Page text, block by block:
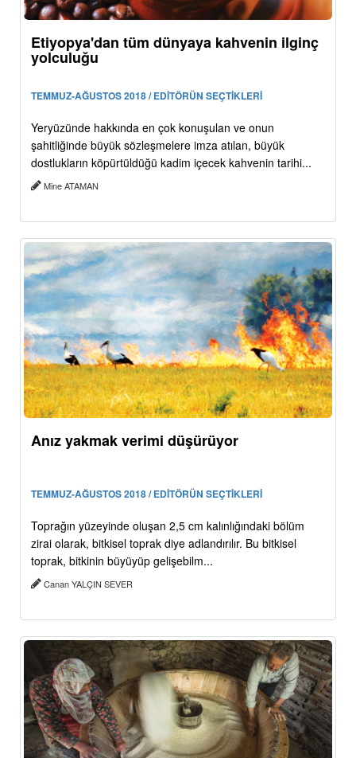
Etiyopya'dan tüm dünyaya kahvenin ilginç
yolculuğu
TEMMUZ-AĞUSTOS 2018 / EDİTÖRÜN SEÇTİKLERİ
Yeryüzünde hakkında en çok konuşulan ve onun
şahitliğinde büyük sözleşmelere imza atılan, büyük
dostlukların köpürtüldüğü kadim içecek kahvenin tarihi...
Mine ATAMAN
Anız yakmak verimi düşürüyor
TEMMUZ-AĞUSTOS 2018 / EDİTÖRÜN SEÇTİKLERİ
Toprağın yüzeyinde oluşan 2,5 cm kalınlığındaki bölüm
zirai olarak, bitkisel toprak diye adlandırılır. Bu bitkisel
toprak, bitkinin büyüyüp gelişebilm...
Canan YALÇIN SEVER